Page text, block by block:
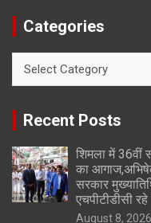
Categories
Recent Posts
शिमला में 36वीं
का
सरकार
एचपीटीडीसी
August 8, 2026